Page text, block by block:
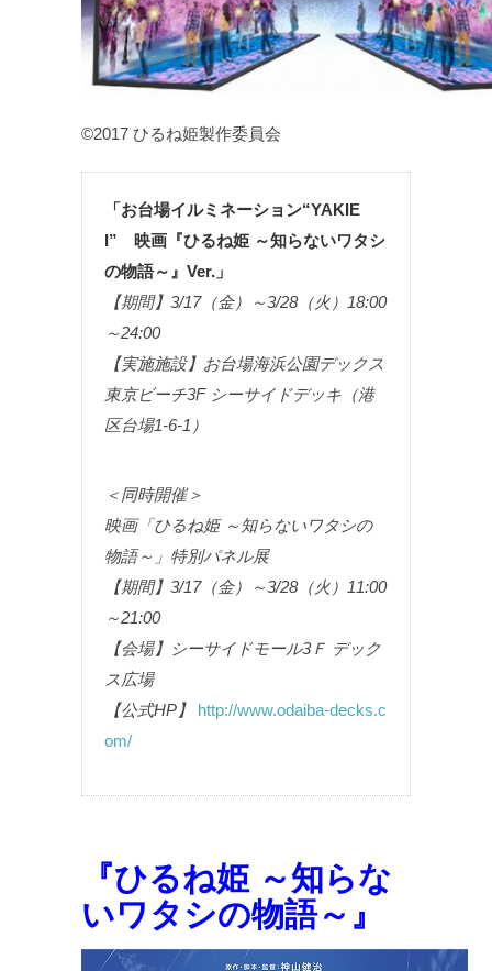
©2017 ひるね姫製作委員会
「お台場イルミネーション“YAKIE
I” 映画『ひるね姫 ～知らないワタシ
の物語～』Ver.」
【期間】3/17（金）～3/28（火）18:00
～24:00
【実施施設】お台場海浜公園デックス
東京ビーチ3F シーサイドデッキ（港
区台場1-6-1）
＜同時開催＞
映画「ひるね姫 ～知らないワタシの
物語～」特別パネル展
【期間】3/17（金）～3/28（火）11:00
～21:00
【会場】シーサイドモール3Ｆ デック
ス広場
【公式HP】 http://www.odaiba-decks.c
om/
『ひるね姫 ～知らな
いワタシの物語～』